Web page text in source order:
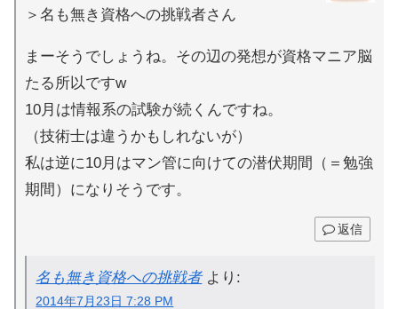
＞名も無き資格への挑戦者さん
まーそうでしょうね。その辺の発想が資格マニア脳
たる所以ですw
10月は情報系の試験が続くんですね。
（技術士は違うかもしれないが）
私は逆に10月はマン管に向けての潜伏期間（＝勉強
期間）になりそうです。
返信
名も無き資格への挑戦者 より:
2014年7月23日 7:28 PM